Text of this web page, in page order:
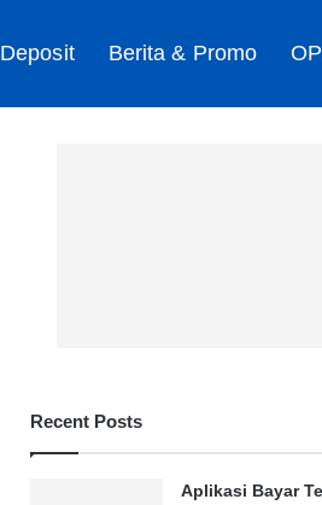
Deposit Berita & Promo
Recent Posts
Aplikasi Bayar